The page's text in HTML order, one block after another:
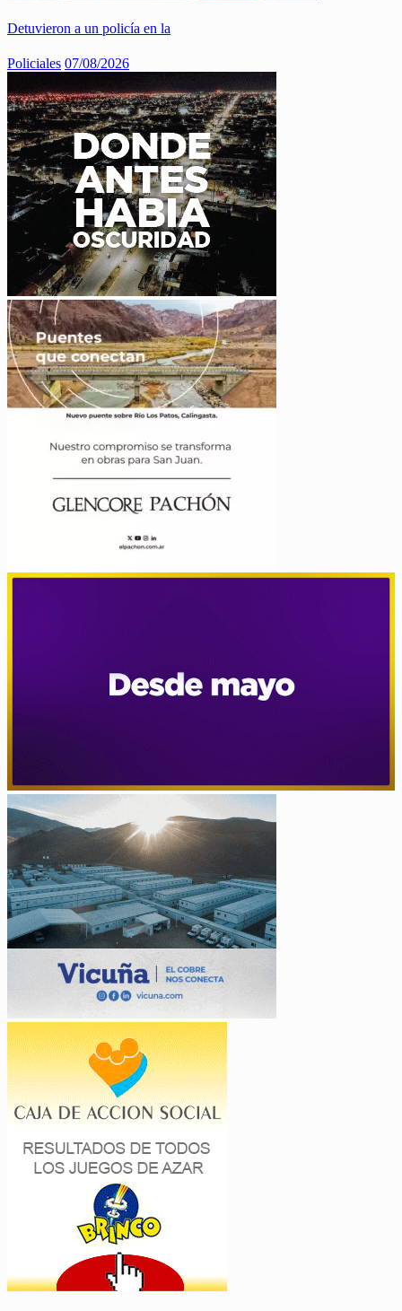
Detuvieron a un policía en la
Policiales 07/08/2026